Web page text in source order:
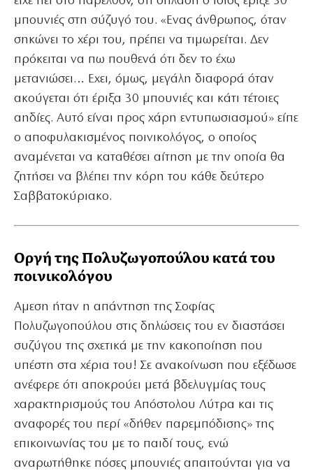
μπουνιές στη σύζυγό του. «Ενας άνθρωπος, όταν
σηκώνει το χέρι του, πρέπει να τιμωρείται. Δεν
πρόκειται να πω πουθενά ότι δεν το έχω
μετανιώσει… Εχει, όμως, μεγάλη διαφορά όταν
ακούγεται ότι έριξα 30 μπουνιές και κάτι τέτοιες
αηδίες. Αυτό είναι προς χάρη εντυπωσιασμού» είπε
ο αποφυλακισμένος ποινικολόγος, ο οποίος
αναμένεται να καταθέσει αίτηση με την οποία θα
ζητήσει να βλέπει την κόρη του κάθε δεύτερο
Σαββατοκύριακο.
Οργή της Πολυζωγοπούλου κατά του
ποινικολόγου
Αμεση ήταν η απάντηση της Σοφίας
Πολυζωγοπούλου στις δηλώσεις του εν διαστάσει
συζύγου της σχετικά με την κακοποίηση που
υπέστη στα χέρια του! Σε ανακοίνωση που εξέδωσε
ανέφερε ότι αποκρούει μετά βδελυγμίας τους
χαρακτηρισμούς του Απόστολου Λύτρα και τις
αναφορές του περί «δήθεν παρεμπόδισης» της
επικοινωνίας του με το παιδί τους, ενώ
αναρωτήθηκε πόσες μπουνιές απαιτούνται για να